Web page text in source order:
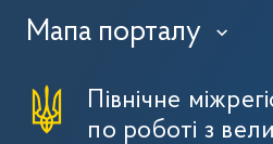
Мапа порталу ›
Північне
по роботі з